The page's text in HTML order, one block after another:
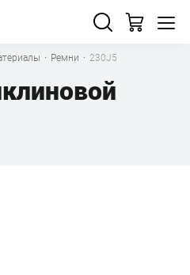
· Ремни · 230J5